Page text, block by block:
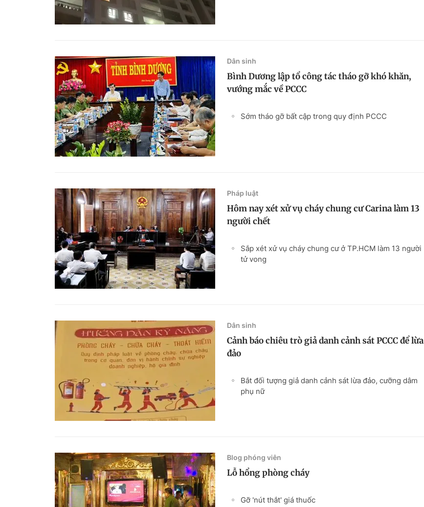
Dân sinh
Bình Dương lập tổ công tác tháo gỡ khó khăn,
vướng mắc về PCCC
Sớm tháo gỡ bất cập trong quy định PCCC
Pháp luật
Hôm nay xét xử vụ cháy chung cư Carina làm 13
người chết
Sắp xét xử vụ cháy chung cư ở TP.HCM làm 13 người
tử vong
Dân sinh
Cảnh báo chiêu trò giả danh cảnh sát PCCC để lừa
đảo
Bắt đối tượng giả danh cảnh sát lừa đảo, cưỡng dâm
phụ nữ
Blog phóng viên
Lỗ hổng phòng cháy
Gỡ 'nút thắt' giá thuốc